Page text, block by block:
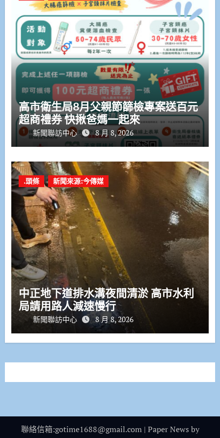
高市衛生局8月父親節篩檢專案送百元
超商禮券 快揪爸媽一起來
新聞聯訪中心 8 月 8, 2026
.頭條 新聞來源:今傳媒
中正地下道排水溝夜間清淤 高市水利
局請用路人減速慢行
新聞聯訪中心 8 月 8, 2026
聯絡信箱:gotime1688@gmail.com | Paper News by